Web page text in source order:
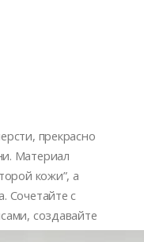
прекрасно
Материал
кожи”, а
Сочетайте с
создавайте